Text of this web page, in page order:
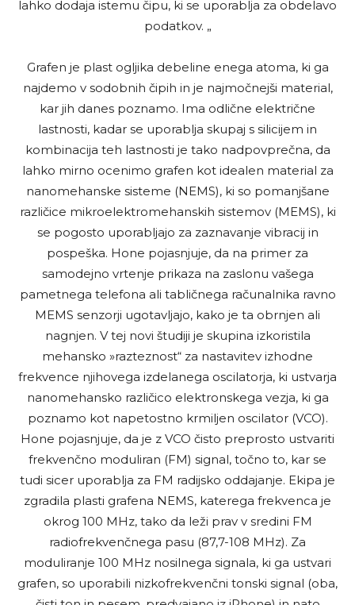
lahko dodaja istemu čipu, ki se uporablja za obdelavo
podatkov. „
Grafen je plast ogljika debeline enega atoma, ki ga
najdemo v sodobnih čipih in je najmočnejši material,
kar jih danes poznamo. Ima odlične električne
lastnosti, kadar se uporablja skupaj s silicijem in
kombinacija teh lastnosti je tako nadpovprečna, da
lahko mirno ocenimo grafen kot idealen material za
nanomehanske sisteme (NEMS), ki so pomanjšane
različice mikroelektromehanskih sistemov (MEMS), ki
se pogosto uporabljajo za zaznavanje vibracij in
pospeška. Hone pojasnjuje, da na primer za
samodejno vrtenje prikaza na zaslonu vašega
pametnega telefona ali tabličnega računalnika ravno
MEMS senzorji ugotavljajo, kako je ta obrnjen ali
nagnjen. V tej novi študiji je skupina izkoristila
mehansko »razteznost“ za nastavitev izhodne
frekvence njihovega izdelanega oscilatorja, ki ustvarja
nanomehansko različico elektronskega vezja, ki ga
poznamo kot napetostno krmiljen oscilator (VCO).
Hone pojasnjuje, da je z VCO čisto preprosto ustvariti
frekvenčno moduliran (FM) signal, točno to, kar se
tudi sicer uporablja za FM radijsko oddajanje. Ekipa je
zgradila plasti grafena NEMS, katerega frekvenca je
okrog 100 MHz, tako da leži prav v sredini FM
radiofrekvenčnega pasu (87,7-108 MHz). Za
moduliranje 100 MHz nosilnega signala, ki ga ustvari
grafen, so uporabili nizkofrekvenčni tonski signal (oba,